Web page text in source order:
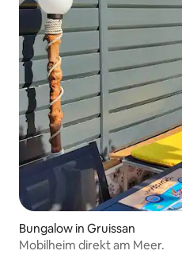
Bungalow in Gruissan
Mobilheim direkt am Meer.